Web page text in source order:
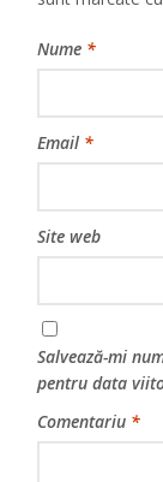
Nume *
Email *
Site web
Salvează-mi
pentru data
Comentariu *